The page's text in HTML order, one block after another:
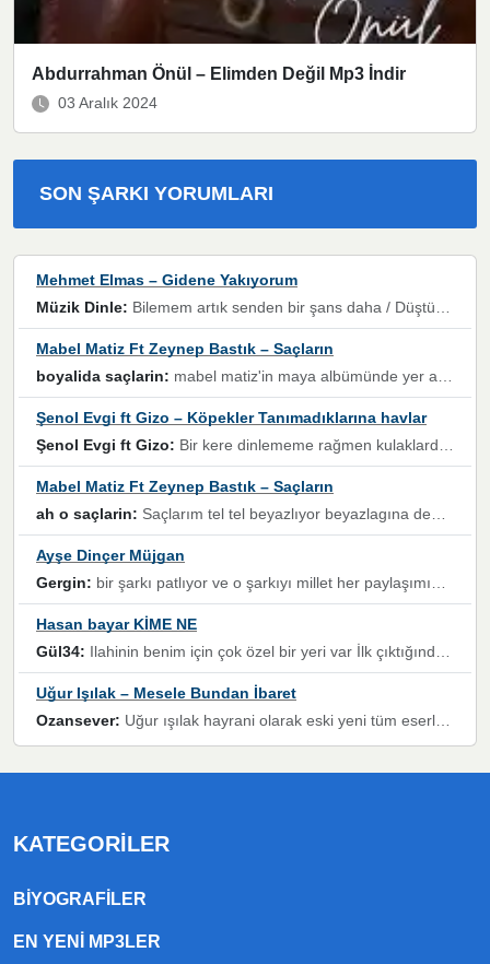
Abdurrahman Önül – Elimden Değil Mp3 İndir
03 Aralık 2024
SON ŞARKI YORUMLARI
Mehmet Elmas – Gidene Yakıyorum
Müzik Dinle: Bilemem artık senden bir şans daha / Düştüğün zaman ben olmayacağım yanında” dizeleri, artık geçmişin tekrarına izin verilmeyeceğini, kişisel sınırların çizildiğini gösteriyor.
Mabel Matiz Ft Zeynep Bastık – Saçların
boyalida saçlarin: mabel matiz'in maya albümünde yer alan güzellerden. parça da şarkı hani! müzikal altyapısına vurulduğum, sözlerinde kaybolduğum bir parça olmuş.
Şenol Evgi ft Gizo – Köpekler Tanımadıklarına havlar
Şenol Evgi ft Gizo: Bir kere dinlememe rağmen kulaklardan gitmiyor sen sen sen sen kurban ol sen sen sen sen hayran ol yükses ses müzik dinleme sebebisiniz canlar bomba gibi patladınız maşallah
Mabel Matiz Ft Zeynep Bastık – Saçların
ah o saçlarin: Saçlarım tel tel beyazlıyor beyazlagına degil yanımda sen yoksun ona üzülüyorum günler bir bir geçiyor geçen günlere değil sensiz geçen günlere darılıyorum,Dinledikce asla kavusamayacagim ama asla unutamicagim sevdiğim adam için yanar içim
Ayşe Dinçer Müjgan
Gergin: bir şarkı patlıyor ve o şarkıyı millet her paylaşımın altına koyuyor ve öyle bir durum hal alıyor ki şarkıyı dinlemeden şarkıdan bikıyorsun Ama bu enteresan bir şekilde dillere dolanıyor millet olarak seviyoruz dertlerle boğuşurken bir yandan da göbek atmayi))) diyeceklerim bu kadar güzel hoş bir sayfa emeğinize sağlık arkadaşlar kolay gelsin
Hasan bayar KİME NE
Gül34: Ilahinin benim için çok özel bir yeri var İlk çıktığında komşum ne kadar yüksek sesle dinliyorsa orada duymuştum ve YouTube'dan aratıp Bu ilahiyi bulmuştum ve sonra müdavimi oldum günlük Ben de 3-5 kere dinleyip ezberleyip artık ilahiye bende eşlik ediyorum yüksek sesle Allah razı olsun hizmet nimettir Rabbim sizin zahmetlerinize de hayırlı nimetler versin Selam ve dua ile Allah'a emanet olun
Uğur Işılak – Mesele Bundan İbaret
Ozansever: Uğur ışılak hayrani olarak eski yeni tüm eserlerini keyifle huzurla dinleyenlerden birisiyim, emeğine saygı duyan gönül veren bunu en güzel şekilde sevenlerine ulaştıran siz değerli sayfa yöneticilerine de teşekkür ederim
KATEGORILER
BIYOGRAFILER
EN YENI MP3LER